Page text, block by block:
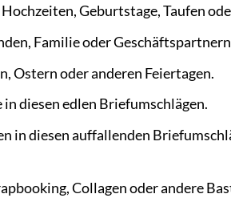
Geburtstage, Taufen
Familie oder
Ostern oder anderen Feiertagen.
in diesen edlen Briefumschlägen.
in diesen auffallenden
Collagen oder andere